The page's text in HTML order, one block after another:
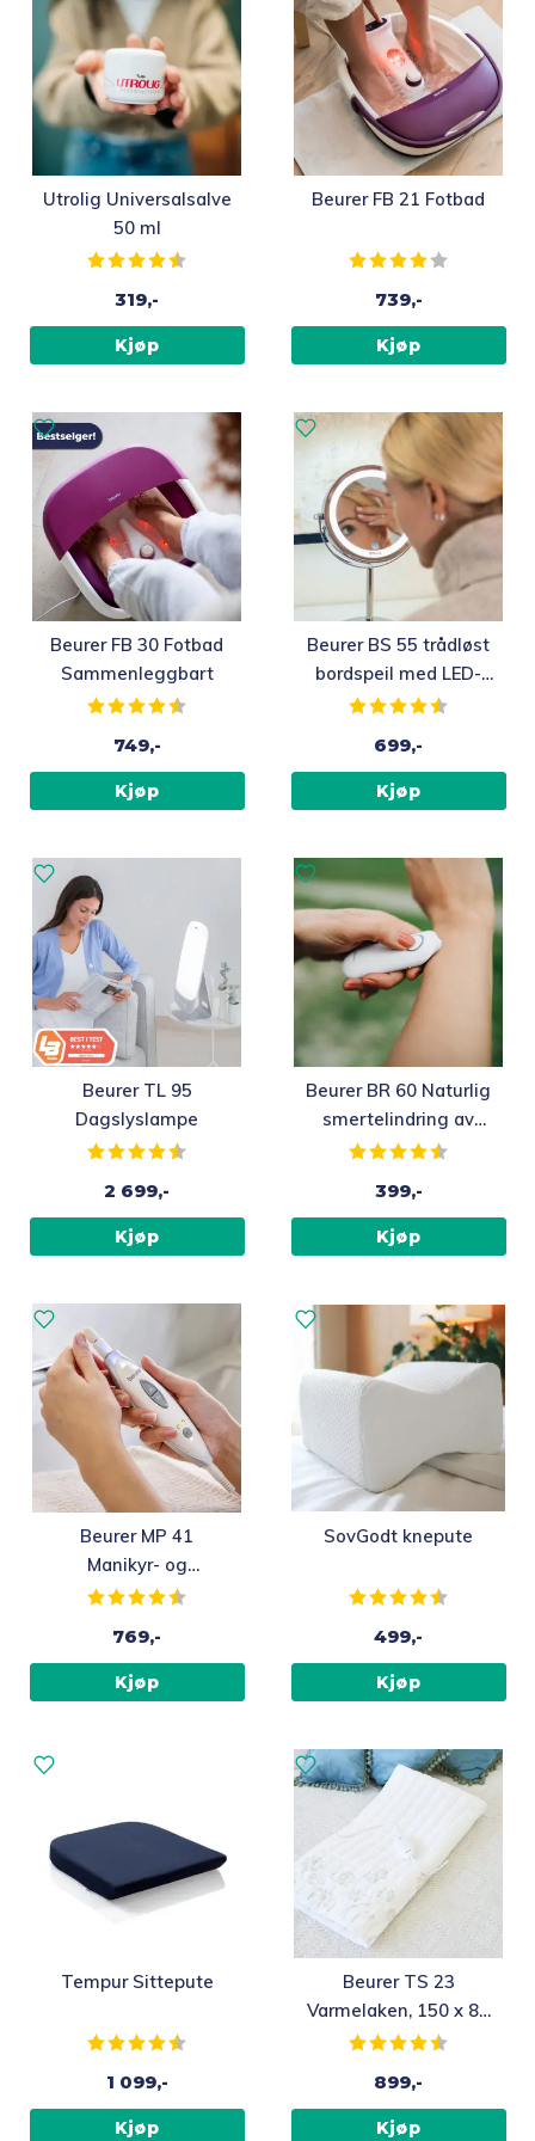
Utrolig Universalsalve
50 ml
Karakter:
319,-
Kjøp
Beurer FB 21 Fotbad
Karakter:
739,-
Kjøp
Beurer FB 30 Fotbad
Sammenleggbart
Karakter:
749,-
Kjøp
Beurer BS 55 trådløst
bordspeil med LED-
lys, 13 cm
Karakter:
699,-
Kjøp
Beurer TL 95
Dagslyslampe
Karakter:
2 699,-
Kjøp
Beurer BR 60 Naturlig
smertelindring av
insektstikk
Karakter:
399,-
Kjøp
Beurer MP 41
Manikyr- og
pedikyrsett
Karakter:
769,-
Kjøp
SovGodt knepute
Karakter:
499,-
Kjøp
Tempur Sittepute
Karakter:
1 099,-
Kjøp
Beurer TS 23
Varmelaken, 150 x 80
cm
Karakter:
899,-
Kjøp